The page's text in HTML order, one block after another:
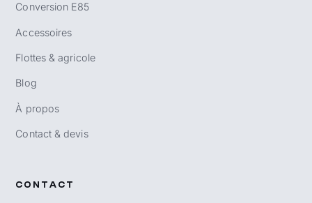
Conversion E85
Accessoires
Flottes & agricole
Blog
À propos
Contact & devis
CONTACT